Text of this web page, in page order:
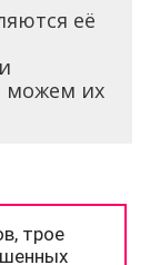
её
можем их